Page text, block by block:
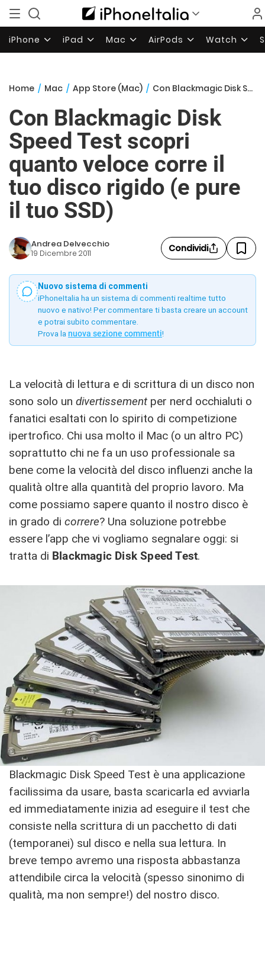
iPhone iPad Mac AirPods Watch
Home / Mac / App Store (Mac) / Con Blackmagic Disk Speed Test scopri quanto veloce corre il tuo disco rigido (e pure il tuo SSD)
Con Blackmagic Disk
Speed Test scopri
quanto veloce corre il
tuo disco rigido (e pure
il tuo SSD)
Andrea Delvecchio
19 Dicembre 2011 Condividi
Nuovo sistema di commenti
iPhoneItalia ha un sistema di commenti realtime tutto
nuovo e nativo! Per commentare ti basta creare un account
e potrai subito commentare.
Prova la nuova sezione commenti!
La velocità di lettura e di scrittura di un disco non
sono solo un divertissement per nerd occhialuti o
fanatici esaltati con lo spirito di competizione
ipertrofico. Chi usa molto il Mac (o un altro PC)
soprattutto chi ne fa un uso professionale sa
bene come la velocità del disco influenzi anche la
qualità oltre alla quantità del proprio lavoro. Ma
come possiamo sapere quanto il nostro disco è
in grado di correre? Una soluzione potrebbe
essere l’app che vi vogliamo segnalare oggi: si
tratta di Blackmagic Disk Speed Test.
Blackmagic Disk Speed Test è una applicazione
facilissima da usare, basta scaricarla ed avviarla
ed immediatamente inizia ad eseguire il test che
consiste nella scrittura di un pacchetto di dati
(temporanei) sul disco e nella sua lettura. In
breve tempo avremo una risposta abbastanza
attendibile circa la velocità (spesso sinonimo di
qualità, ma non sempre!) del nostro disco.